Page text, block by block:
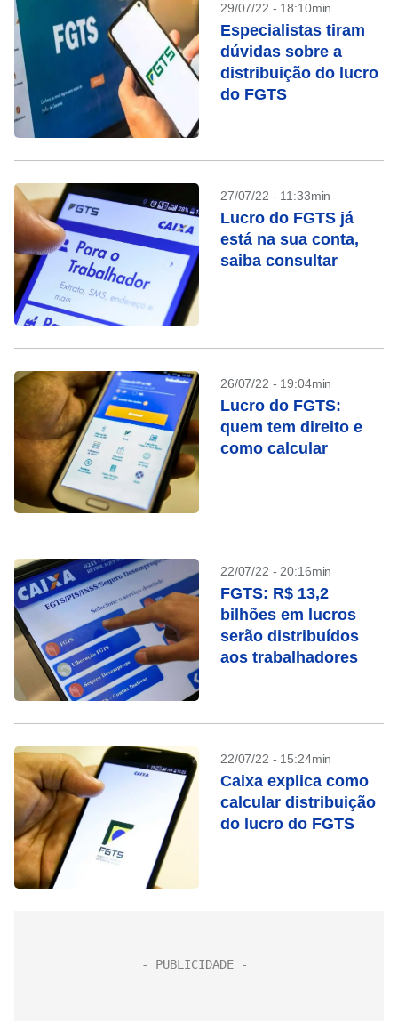
29/07/22 - 18:10min
Especialistas tiram
dúvidas sobre a
distribuição do lucro
do FGTS
27/07/22 - 11:33min
Lucro do FGTS já
está na sua conta,
saiba consultar
26/07/22 - 19:04min
Lucro do FGTS:
quem tem direito e
como calcular
22/07/22 - 20:16min
FGTS: R$ 13,2
bilhões em lucros
serão distribuídos
aos trabalhadores
22/07/22 - 15:24min
Caixa explica como
calcular distribuição
do lucro do FGTS